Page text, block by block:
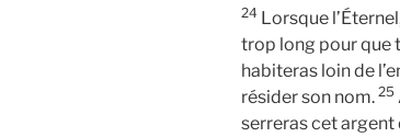
24 Lorsque
trop long pour que
habiteras loin de
résider son nom. 25
serreras cet argent